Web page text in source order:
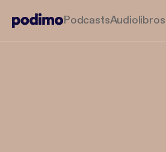
PodcastsAudiolibros